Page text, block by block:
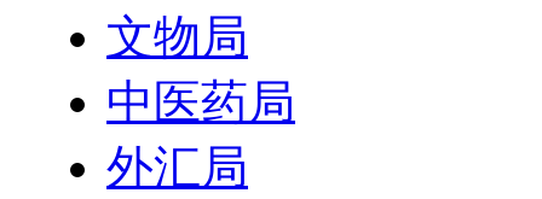
文物局
中医药局
外汇局